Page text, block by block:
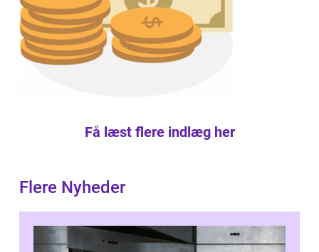
Få læst flere indlæg her
Flere Nyheder